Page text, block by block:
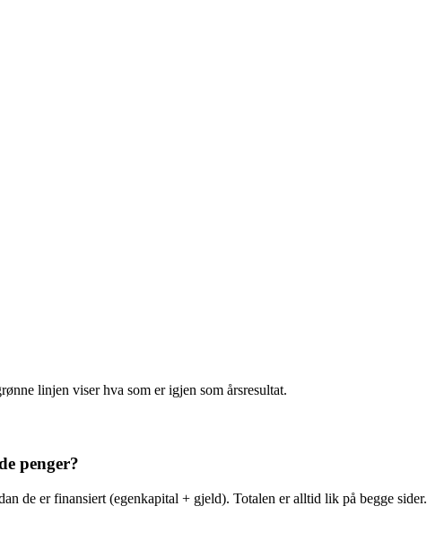
linjen viser hva som er igjen som årsresultat.
penger?
de er finansiert (egenkapital + gjeld). Totalen er alltid lik på begge sider.